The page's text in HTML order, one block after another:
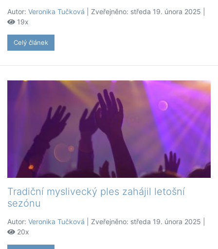
Autor: Veronika Tučková | Zveřejněno: středa 19. února 2025 |
19x
Celý článek
Tradiční myslivecký ples zahájil letošní
sezónu
Autor: Veronika Tučková | Zveřejněno: středa 19. února 2025 |
20x